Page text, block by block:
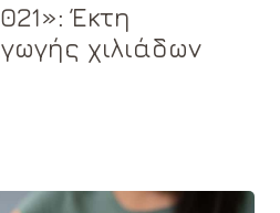
Έκτη
χιλιάδων